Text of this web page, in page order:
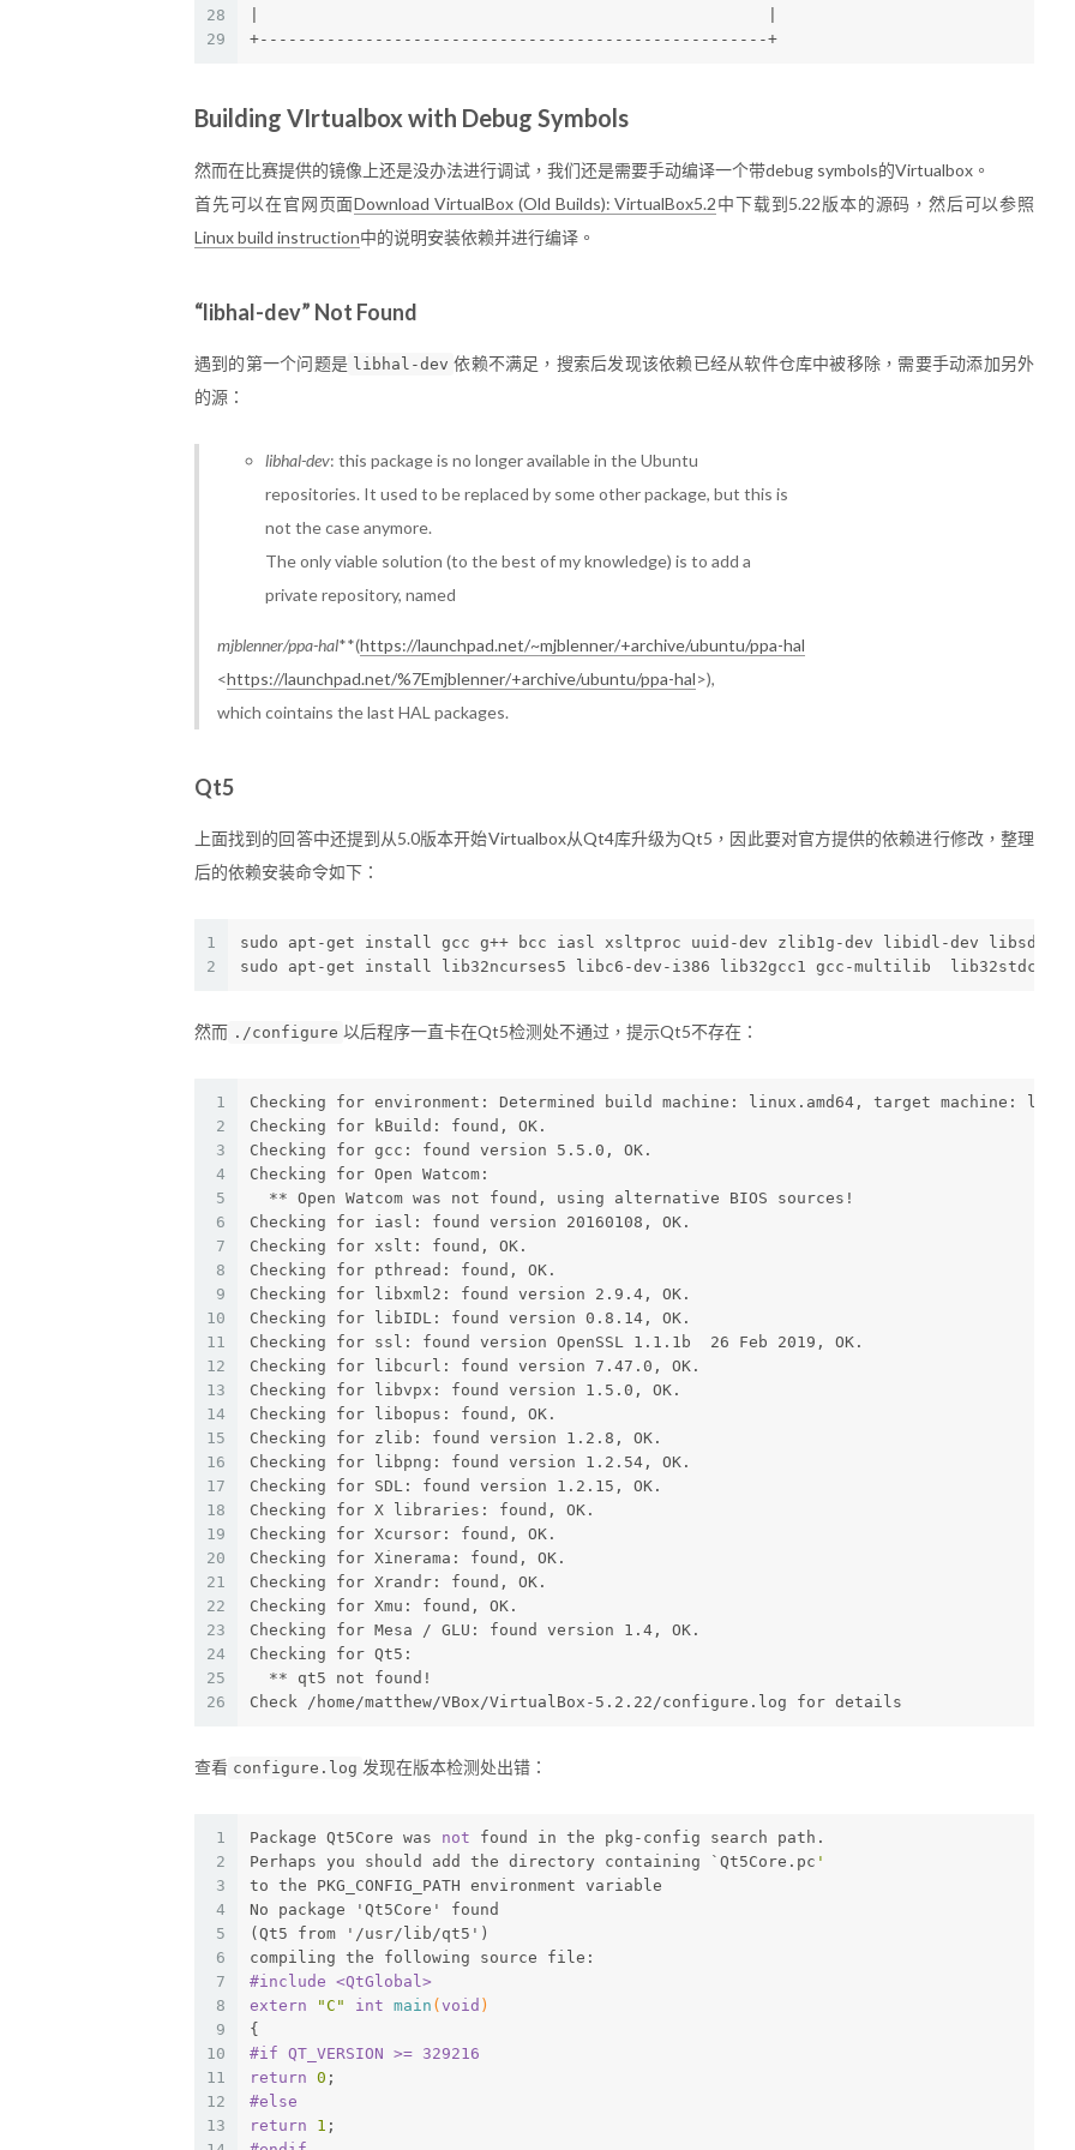
28
29
+-----------------------------------------------------+
Building VIrtualbox with Debug Symbols
然而在比赛提供的镜像上还是没办法进行调试，我们还是需要手动编译一个带debug symbols的Virtualbox。
首先可以在官网页面Download VirtualBox (Old Builds): VirtualBox5.2中下载到5.22版本的源码，然后可以参照
Linux build instruction中的说明安装依赖并进行编译。
“libhal-dev” Not Found
遇到的第一个问题是 libhal-dev 依赖不满足，搜索后发现该依赖已经从软件仓库中被移除，需要手动添加另外
的源：
libhal-dev: this package is no longer available in the Ubuntu
repositories. It used to be replaced by some other package, but this is
not the case anymore.
The only viable solution (to the best of my knowledge) is to add a
private repository, named
mjblenner/ppa-hal**(https://launchpad.net/~mjblenner/+archive/ubuntu/ppa-hal
<https://launchpad.net/%7Emjblenner/+archive/ubuntu/ppa-hal>),
which cointains the last HAL packages.
Qt5
上面找到的回答中还提到从5.0版本开始Virtualbox从Qt4库升级为Qt5，因此要对官方提供的依赖进行修改，整理
后的依赖安装命令如下：
1
2
sudo apt-get install gcc g++ bcc iasl xsltproc uuid-dev zlib1g-dev libidl-dev libsdl1.2-
sudo apt-get install lib32ncurses5 libc6-dev-i386 lib32gcc1 gcc-multilib  lib32stdc++6
然而 ./configure 以后程序一直卡在Qt5检测处不通过，提示Qt5不存在：
1
2
3
4
5
6
7
8
9
10
11
12
13
14
15
16
17
18
19
20
21
22
23
24
25
26
Checking for environment: Determined build machine: linux.amd64, target machine:
Checking for kBuild: found, OK.
Checking for gcc: found version 5.5.0, OK.
Checking for Open Watcom:
  ** Open Watcom was not found, using alternative BIOS sources!
Checking for iasl: found version 20160108, OK.
Checking for xslt: found, OK.
Checking for pthread: found, OK.
Checking for libxml2: found version 2.9.4, OK.
Checking for libIDL: found version 0.8.14, OK.
Checking for ssl: found version OpenSSL 1.1.1b  26 Feb 2019, OK.
Checking for libcurl: found version 7.47.0, OK.
Checking for libvpx: found version 1.5.0, OK.
Checking for libopus: found, OK.
Checking for zlib: found version 1.2.8, OK.
Checking for libpng: found version 1.2.54, OK.
Checking for SDL: found version 1.2.15, OK.
Checking for X libraries: found, OK.
Checking for Xcursor: found, OK.
Checking for Xinerama: found, OK.
Checking for Xrandr: found, OK.
Checking for Xmu: found, OK.
Checking for Mesa / GLU: found version 1.4, OK.
Checking for Qt5:
  ** qt5 not found!
Check /home/matthew/VBox/VirtualBox-5.2.22/configure.log for details
查看 configure.log 发现在版本检测处出错：
1
2
3
4
5
6
7
8
9
10
11
12
13
Package Qt5Core was not found in the pkg-config search path.
Perhaps you should add the directory containing `Qt5Core.pc '
to the PKG_CONFIG_PATH environment variable
No package 'Qt5Core' found
(Qt5 from '/usr/lib/qt5')
compiling the following source file:
#include <QtGlobal>
extern
"C" int main ( void )
{
#if QT_VERSION >= 329216
return 0 ;
#else
return
1 ;